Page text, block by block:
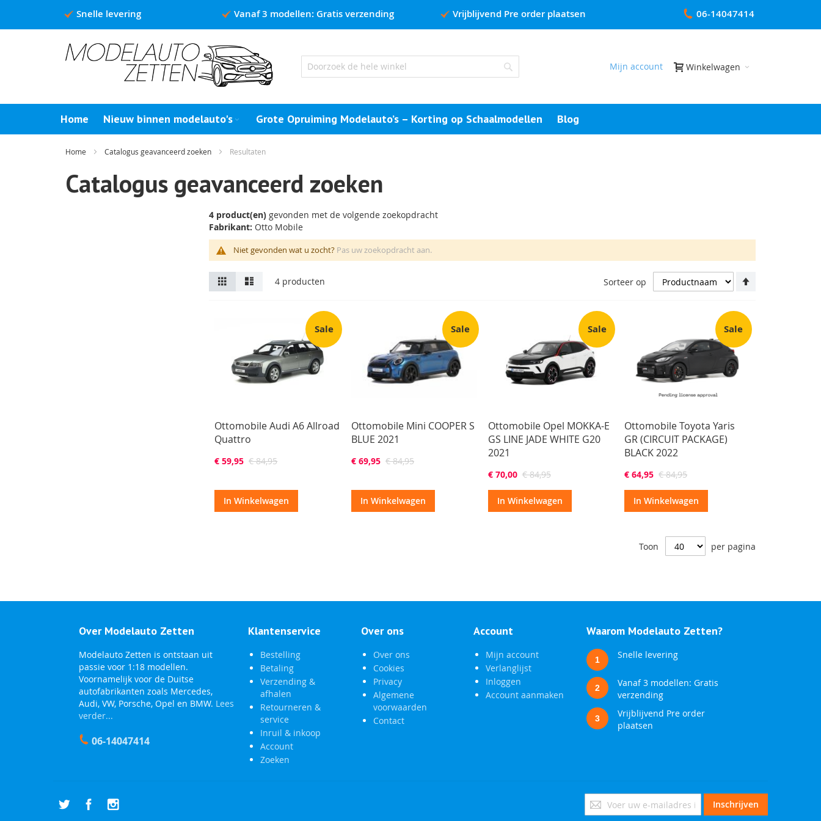
Snelle levering Vanaf 3 modellen: Gratis verzending Vrijblijvend Pre order plaatsen 06-14047414
naar
Winkelwagen
Mijn account
Home Nieuw binnen modelauto's Grote Opruiming Modelauto’s – Korting op Schaalmodellen Blog
Home Catalogus geavanceerd zoeken Resultaten
Catalogus geavanceerd zoeken
4 product(en) gevonden met de volgende zoekopdracht
Fabrikant: Otto Mobile
Niet gevonden wat u zocht? Pas uw zoekopdracht aan.
Tonen
als
Foto-
tabel 4 producten Sorteer op
Sale
Ottomobile Audi A6 Allroad
Quattro
€ 59,95 € 84,95
In Winkelwagen
Sale
Ottomobile Mini COOPER S
BLUE 2021
€ 69,95 € 84,95
In Winkelwagen
Sale
Ottomobile Opel MOKKA-E
GS LINE JADE WHITE G20
2021
€ 70,00 € 84,95
In Winkelwagen
Sale
Ottomobile Toyota Yaris
GR (CIRCUIT PACKAGE)
BLACK 2022
€ 64,95 € 84,95
In Winkelwagen
Toon per pagina
Over Modelauto Zetten
Modelauto Zetten is ontstaan uit
passie voor 1:18 modellen.
Voornamelijk voor de Duitse
autofabrikanten zoals Mercedes,
Audi, VW, Porsche, Opel en BMW. Lees
verder...
06-14047414
Klantenservice
Bestelling
Betaling
Verzending &
afhalen
Retourneren &
service
Inruil & inkoop
Account
Zoeken
Over ons
Over ons
Cookies
Privacy
Algemene
voorwaarden
Contact
Account
Mijn account
Verlanglijst
Inloggen
Account aanmaken
Waarom Modelauto Zetten?
1 Snelle levering
2
Vanaf 3 modellen: Gratis
verzending
3
Vrijblijvend Pre order
plaatsen
Abonneer
Inschrijven